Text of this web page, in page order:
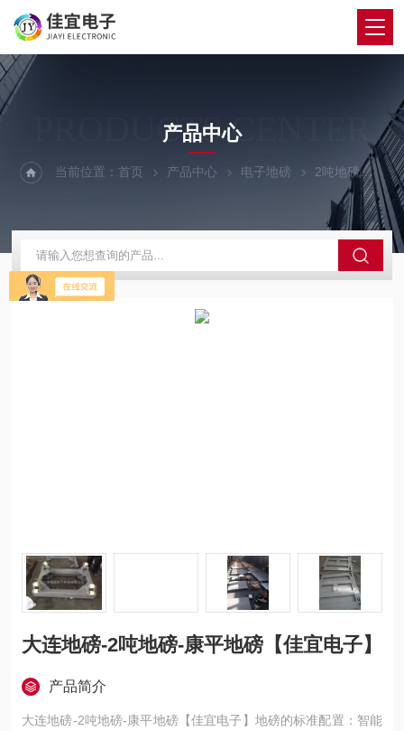
PRODUCTS CENTER
产品中心
当前位置：首页 产品中心 电子地磅 2吨地磅 大
大连地磅-2吨地磅-康平地磅【佳宜电子】
产品简介
大连地磅-2吨地磅-康平地磅【佳宜电子】地磅的标准配置：智能